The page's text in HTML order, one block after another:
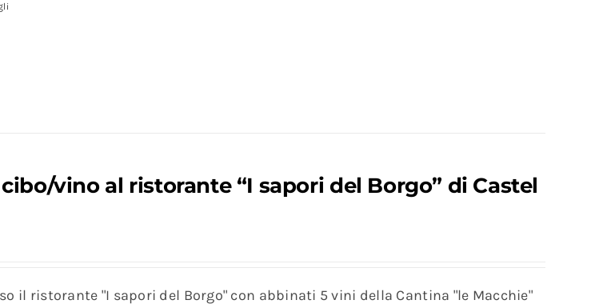
vino al ristorante “I sapori del Borgo” di Castel
il ristorante "I sapori del Borgo" con abbinati 5 vini della Cantina "le Macchie"